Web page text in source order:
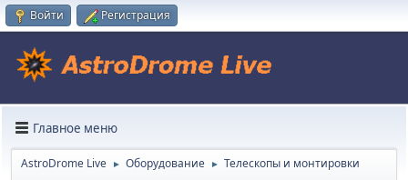
Войти Регистрация
Главное меню
AstroDrome Live ► Оборудование ► Телескопы и монтировки